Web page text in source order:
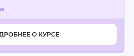
О КУРСЕ